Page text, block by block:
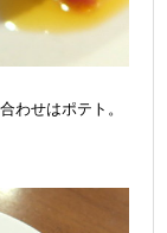
わせはポテト。